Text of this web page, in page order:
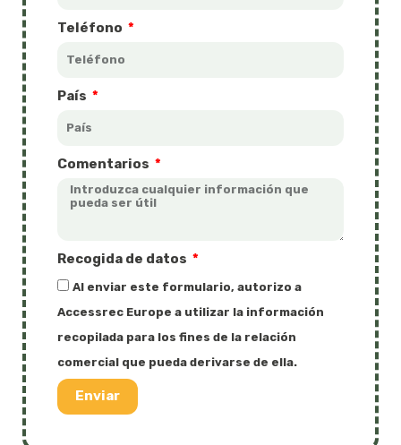
Teléfono
País
Comentarios
Recogida de datos
Al enviar este formulario, autorizo a
Accessrec Europe a utilizar la información
recopilada para los fines de la relación
comercial que pueda derivarse de ella.
Enviar